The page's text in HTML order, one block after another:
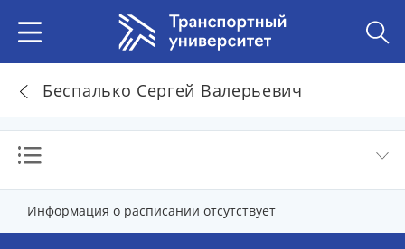
Беспалько Сергей Валерьевич
Информация о расписании отсутствует